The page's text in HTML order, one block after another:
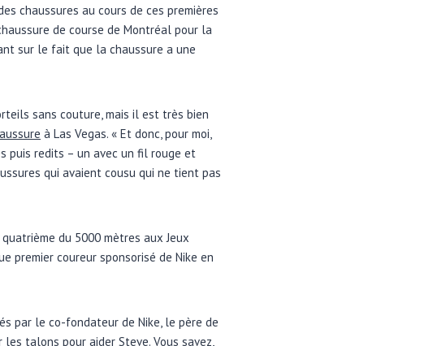
chaussures au cours de ces premières
de course de Montréal pour la
sur le fait que la chaussure a une
sans couture, mais il est très bien
à Las Vegas. « Et donc, pour moi,
puis redits – un avec un fil rouge et
qui avaient cousu qui ne tient pas
du 5000 mètres aux Jeux
premier coureur sponsorisé de Nike en
par le co-fondateur de Nike, le père de
talons pour aider Steve. Vous savez,